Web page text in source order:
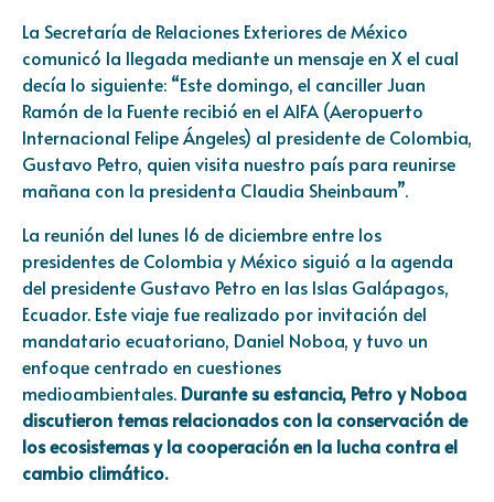
La Secretaría de Relaciones Exteriores de México
comunicó la llegada mediante un mensaje en X el cual
decía lo siguiente: “Este domingo, el canciller Juan
Ramón de la Fuente recibió en el AIFA (Aeropuerto
Internacional Felipe Ángeles) al presidente de Colombia,
Gustavo Petro, quien visita nuestro país para reunirse
mañana con la presidenta Claudia Sheinbaum”.
La reunión del lunes 16 de diciembre entre los
presidentes de Colombia y México siguió a la agenda
del presidente Gustavo Petro en las Islas Galápagos,
Ecuador. Este viaje fue realizado por invitación del
mandatario ecuatoriano, Daniel Noboa, y tuvo un
enfoque centrado en cuestiones
medioambientales. Durante su estancia, Petro y Noboa
discutieron temas relacionados con la conservación de
los ecosistemas y la cooperación en la lucha contra el
cambio climático.